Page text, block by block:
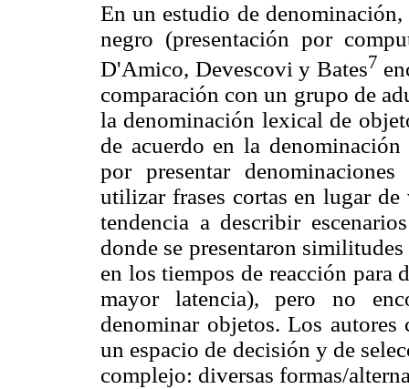
En un estudio de
negro (presentación por
D'Amico, Devescovi y Bates7
comparación con un grupo de
la denominación lexical de
de acuerdo en la
por presentar
utilizar frases cortas en lugar
tendencia a describir
donde se presentaron
en los tiempos de reacción para
mayor latencia), pero no
denominar objetos. Los
un espacio de decisión y de
complejo: diversas formas/